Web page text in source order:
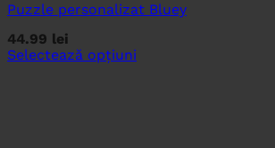
Puzzle personalizat Bluey
44.99 lei
Selectează opțiuni